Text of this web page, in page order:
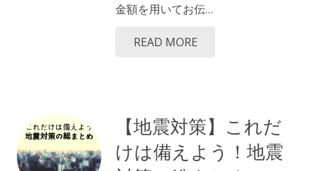
金額を用いてお伝…
READ MORE
【地震対策】これだ
けは備えよう！地震